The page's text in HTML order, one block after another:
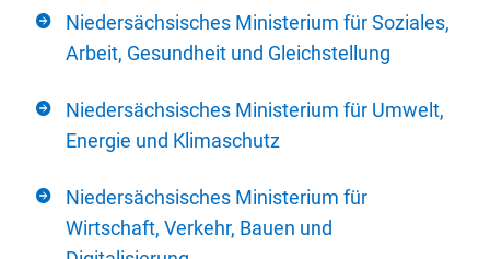
Niedersächsisches Ministerium für Soziales,
Arbeit, Gesundheit und Gleichstellung
Niedersächsisches Ministerium für Umwelt,
Energie und Klimaschutz
Niedersächsisches Ministerium für
Wirtschaft, Verkehr, Bauen und